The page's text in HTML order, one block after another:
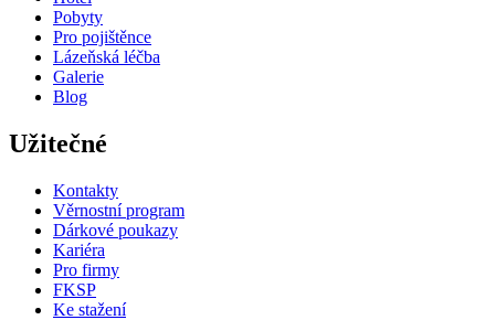
Pobyty
Pro pojištěnce
Lázeňská léčba
Galerie
Blog
Užitečné
Kontakty
Věrnostní program
Dárkové poukazy
Kariéra
Pro firmy
FKSP
Ke stažení